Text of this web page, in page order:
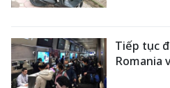
Tiếp tục
Romania